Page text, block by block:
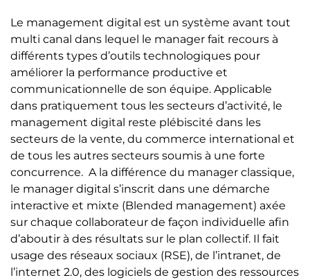
Le management digital est un système avant tout
multi canal dans lequel le manager fait recours à
différents types d’outils technologiques pour
améliorer la performance productive et
communicationnelle de son équipe. Applicable
dans pratiquement tous les secteurs d’activité, le
management digital reste plébiscité dans les
secteurs de la vente, du commerce international et
de tous les autres secteurs soumis à une forte
concurrence. A la différence du manager classique,
le manager digital s’inscrit dans une démarche
interactive et mixte (Blended management) axée
sur chaque collaborateur de façon individuelle afin
d’aboutir à des résultats sur le plan collectif. Il fait
usage des réseaux sociaux (RSE), de l’intranet, de
l’internet 2.0, des logiciels de gestion des ressources